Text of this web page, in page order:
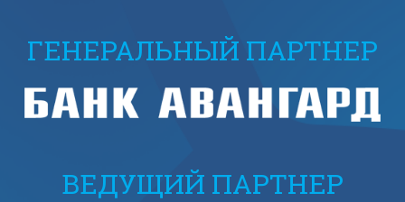
ГЕНЕРАЛЬНЫЙ ПАРТНЕР
ВЕДУЩИЙ ПАРТНЕР